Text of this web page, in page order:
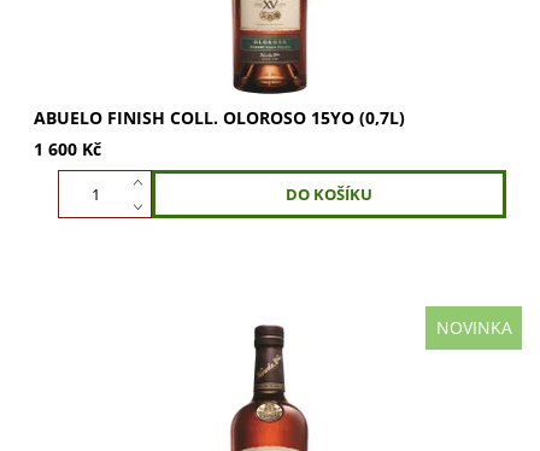
ABUELO FINISH COLL. OLOROSO 15YO (0,7L)
1 600 Kč
NOVINKA
Abuelo Finish Collection Tawny 15YO (0,7l): 15letý
panamský rum s jedinečným zráním v sudech po Tawny
Portu. Vychutnejte bohaté tóny sušeného...